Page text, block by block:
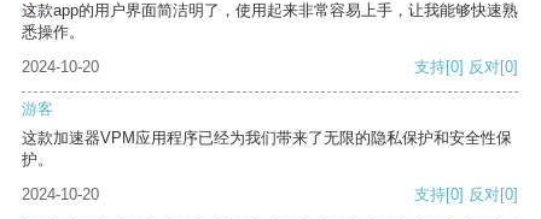
这款app的用户界面简洁明了，使用起来非常容易上手，让我能够快速熟
悉操作。
2024-10-20
支持[0] 反对[0]
游客
这款加速器VPM应用程序已经为我们带来了无限的隐私保护和安全性保
护。
2024-10-20
支持[0] 反对[0]